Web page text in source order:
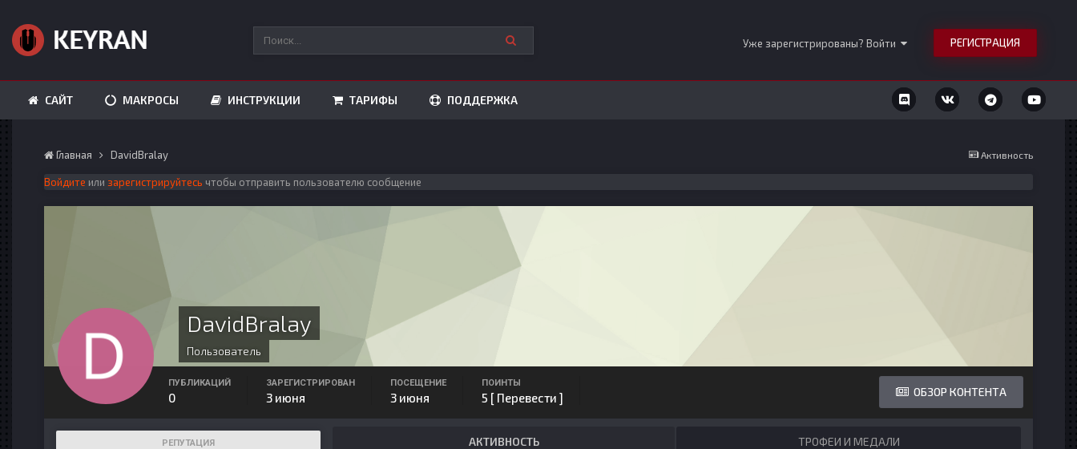
Уже зарегистрированы? Войти РЕГИСТРАЦИЯ
САЙТ МАКРОСЫ ИНСТРУКЦИИ ТАРИФЫ ПОДДЕРЖКА
Активность
Главная DavidBralay
Войдите или зарегистрируйтесь чтобы отправить пользователю сообщение
DavidBralay
Пользователь
ОБЗОР КОНТЕНТА
ПУБЛИКАЦИЙ
0
ЗАРЕГИСТРИРОВАН
3 июня
ПОСЕЩЕНИЕ
3 июня
ПОИНТЫ
5 [ Перевести ]
РЕПУТАЦИЯ АКТИВНОСТЬ ТРОФЕИ И МЕДАЛИ